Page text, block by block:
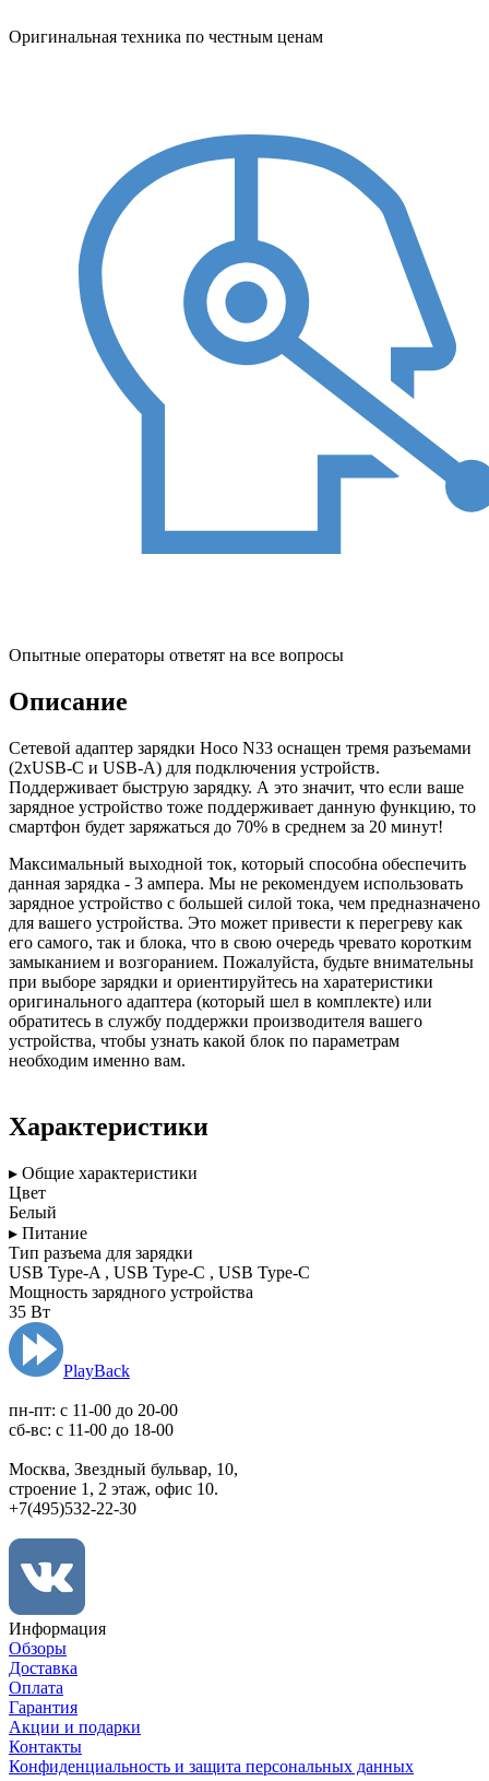
Оригинальная техника по честным ценам
Опытные операторы ответят на все вопросы
Описание
Сетевой адаптер зарядки Hoco N33 оснащен тремя разъемами
(2хUSB-C и USB-A) для подключения устройств.
Поддерживает быструю зарядку. А это значит, что если ваше
зарядное устройство тоже поддерживает данную функцию, то
смартфон будет заряжаться до 70% в среднем за 20 минут!
Максимальный выходной ток, который способна обеспечить
данная зарядка - 3 ампера. Мы не рекомендуем использовать
зарядное устройство с большей силой тока, чем предназначено
для вашего устройства. Это может привести к перегреву как
его самого, так и блока, что в свою очередь чревато коротким
замыканием и возгоранием. Пожалуйста, будьте внимательны
при выборе зарядки и ориентируйтесь на харатеристики
оригинального адаптера (который шел в комплекте) или
обратитесь в службу поддержки производителя вашего
устройства, чтобы узнать какой блок по параметрам
необходим именно вам.
Характеристики
▸ Общие характеристики
Цвет
Белый
▸ Питание
Тип разъема для зарядки
USB Type-A , USB Type-C , USB Type-C
Мощность зарядного устройства
35 Вт
PlayBack
пн-пт: c 11-00 до 20-00
сб-вс: с 11-00 до 18-00
Москва, Звездный бульвар, 10,
строение 1, 2 этаж, офис 10.
+7(495)532-22-30
Информация
Обзоры
Доставка
Оплата
Гарантия
Акции и подарки
Контакты
Конфиденциальность и защита персональных данных